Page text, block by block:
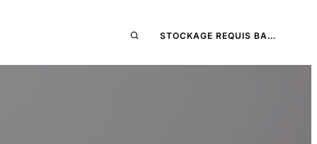
STOCKAGE REQUIS BA…